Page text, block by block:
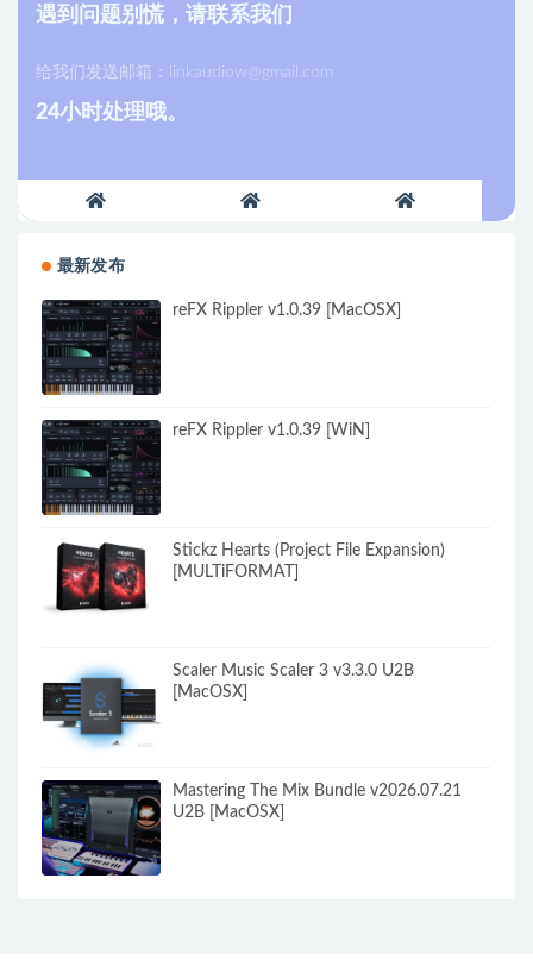
遇到问题别慌，请联系我们
给我们发送邮箱： linkaudiow@gmail.com
24小时处理哦。
最新发布
reFX Rippler v1.0.39 [MacOSX]
reFX Rippler v1.0.39 [WiN]
Stickz Hearts (Project File Expansion)
[MULTiFORMAT]
Scaler Music Scaler 3 v3.3.0 U2B
[MacOSX]
Mastering The Mix Bundle v2026.07.21
U2B [MacOSX]